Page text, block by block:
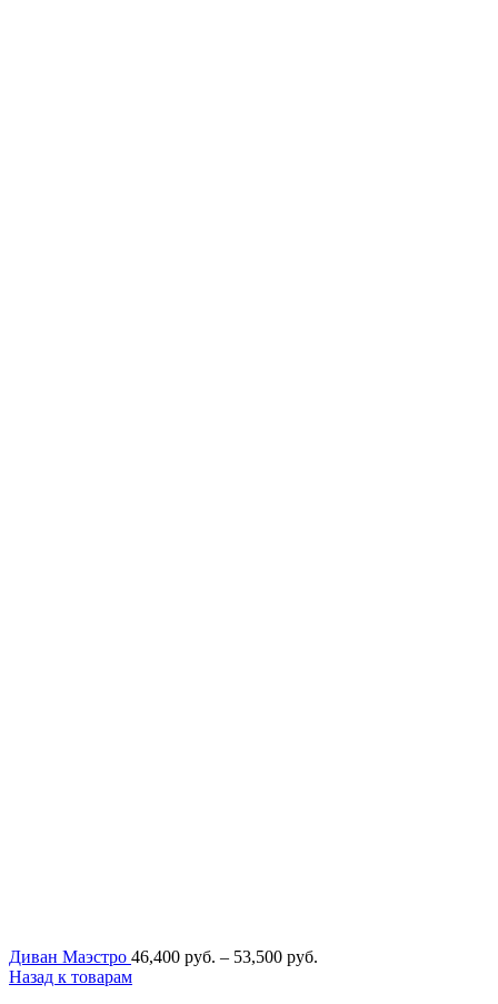
Диван Маэстро 46,400 руб. – 53,500 руб.
Назад к товарам